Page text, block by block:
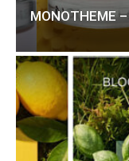
MONOTHEME